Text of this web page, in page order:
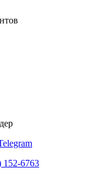
152-6763